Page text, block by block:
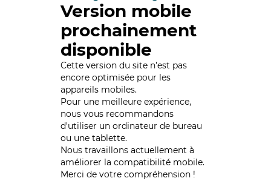
Version mobile
prochainement
disponible
Cette version du site n’est pas
encore optimisée pour les
appareils mobiles.
Pour une meilleure expérience,
nous vous recommandons
d'utiliser un ordinateur de bureau
ou une tablette.
Nous travaillons actuellement à
améliorer la compatibilité mobile.
Merci de votre compréhension !